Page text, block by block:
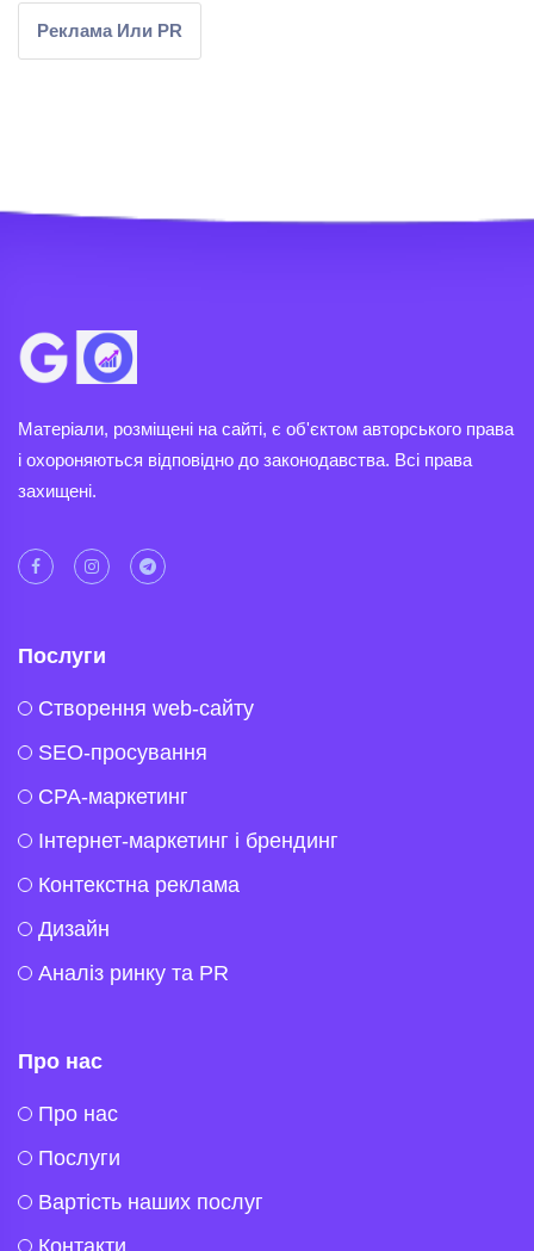
Реклама Или PR
Матеріали, розміщені на сайті, є об'єктом авторського права
і охороняються відповідно до законодавства. Всі права
захищені.
Послуги
Створення web-сайту
SEO-просування
CPA-маркетинг
Інтернет-маркетинг і брендинг
Контекстна реклама
Дизайн
Аналіз ринку та PR
Про нас
Про нас
Послуги
Вартість наших послуг